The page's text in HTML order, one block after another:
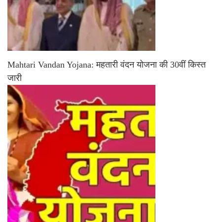
Mahtari Vandan Yojana: महतारी वंदन योजना की 30वीं किस्त
जारी